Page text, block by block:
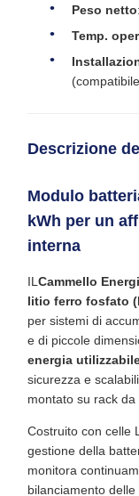
Peso netto
Temp.
Descrizione
Modulo
kWh per un
interna
IL Cammello
litio ferro fosfato
per sistemi di
e di piccole
energia
sicurezza e
montato su rack da
Costruito con celle
gestione della
monitora
bilanciamento